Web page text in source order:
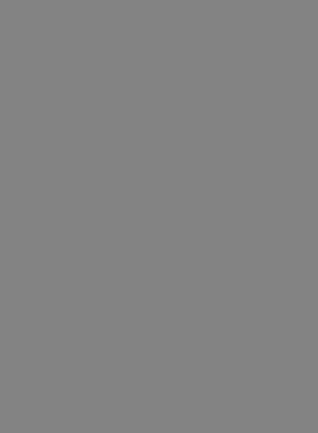
τιμώνται σε
ανθρώπων
επωφελές
τους.
ιστότοπο και
που μπορεί να
λόγω ιστότοπο.
και
συνδεδεμένοι
είναι
της